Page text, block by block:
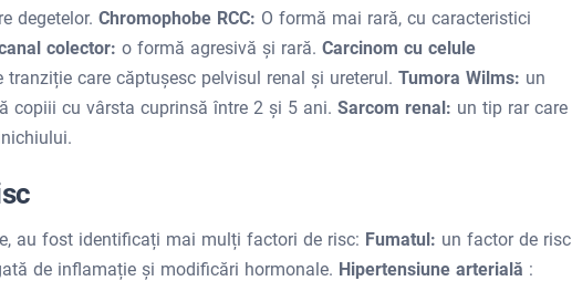
degetelor. Chromophobe RCC: O formă mai rară, cu caracteristici
colector: o formă agresivă și rară. Carcinom cu celule
tranziție care căptușesc pelvisul renal și ureterul. Tumora Wilms: un
copiii cu vârsta cuprinsă între 2 și 5 ani. Sarcom renal: un tip rar care
au fost identificați mai mulți factori de risc: Fumatul: un factor de risc
de inflamație și modificări hormonale. Hipertensiune arterială :